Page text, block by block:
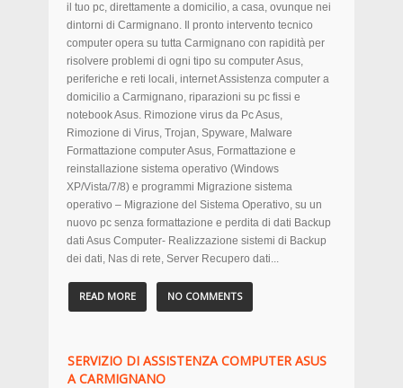
il tuo pc, direttamente a domicilio, a casa, ovunque nei
dintorni di Carmignano. Il pronto intervento tecnico
computer opera su tutta Carmignano con rapidità per
risolvere problemi di ogni tipo su computer Asus,
periferiche e reti locali, internet Assistenza computer a
domicilio a Carmignano, riparazioni su pc fissi e
notebook Asus. Rimozione virus da Pc Asus,
Rimozione di Virus, Trojan, Spyware, Malware
Formattazione computer Asus, Formattazione e
reinstallazione sistema operativo (Windows
XP/Vista/7/8) e programmi Migrazione sistema
operativo – Migrazione del Sistema Operativo, su un
nuovo pc senza formattazione e perdita di dati Backup
dati Asus Computer- Realizzazione sistemi di Backup
dei dati, Nas di rete, Server Recupero dati...
READ MORE NO COMMENTS
SERVIZIO DI ASSISTENZA COMPUTER ASUS
A CARMIGNANO